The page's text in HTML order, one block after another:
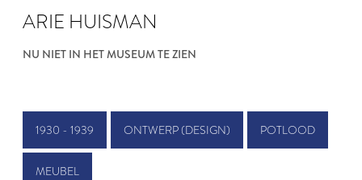
ARIE HUISMAN
NU NIET IN HET MUSEUM TE ZIEN
1930 - 1939 ONTWERP (DESIGN) POTLOOD
MEUBEL